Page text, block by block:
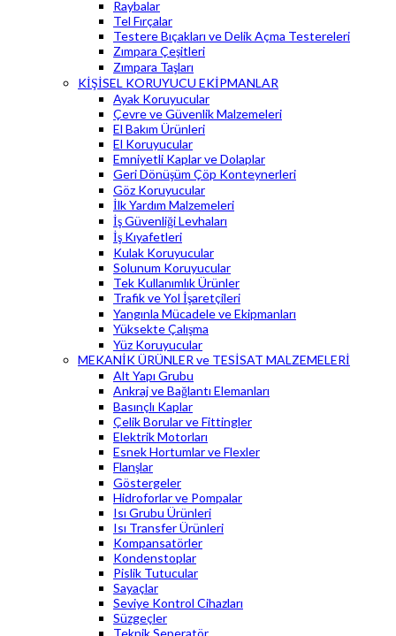
Raybalar
Tel Fırçalar
Testere Bıçakları ve Delik Açma Testereleri
Zımpara Çeşitleri
Zımpara Taşları
KİŞİSEL KORUYUCU EKİPMANLAR
Ayak Koruyucular
Çevre ve Güvenlik Malzemeleri
El Bakım Ürünleri
El Koruyucular
Emniyetli Kaplar ve Dolaplar
Geri Dönüşüm Çöp Konteynerleri
Göz Koruyucular
İlk Yardım Malzemeleri
İş Güvenliği Levhaları
İş Kıyafetleri
Kulak Koruyucular
Solunum Koruyucular
Tek Kullanımlık Ürünler
Trafik ve Yol İşaretçileri
Yangınla Mücadele ve Ekipmanları
Yüksekte Çalışma
Yüz Koruyucular
MEKANİK ÜRÜNLER ve TESİSAT MALZEMELERİ
Alt Yapı Grubu
Ankraj ve Bağlantı Elemanları
Basınçlı Kaplar
Çelik Borular ve Fittingler
Elektrik Motorları
Esnek Hortumlar ve Flexler
Flanşlar
Göstergeler
Hidroforlar ve Pompalar
Isı Grubu Ürünleri
Isı Transfer Ürünleri
Kompansatörler
Kondenstoplar
Pislik Tutucular
Sayaçlar
Seviye Kontrol Cihazları
Süzgeçler
Teknik Seperatör